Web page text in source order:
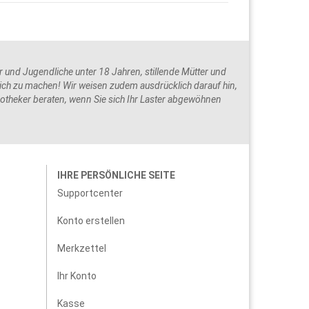
Jugendliche unter 18 Jahren, stillende Mütter und
zu machen! Wir weisen zudem ausdrücklich darauf hin,
beraten, wenn Sie sich Ihr Laster abgewöhnen
IHRE PERSÖNLICHE SEITE
Supportcenter
Konto erstellen
Merkzettel
Ihr Konto
Kasse